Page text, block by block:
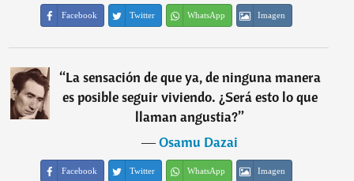
Facebook Twitter WhatsApp Imagen
“La sensación de que ya, de ninguna manera
es posible seguir viviendo. ¿Será esto lo que
llaman angustia?”
―Osamu Dazai
Facebook Twitter WhatsApp Imagen